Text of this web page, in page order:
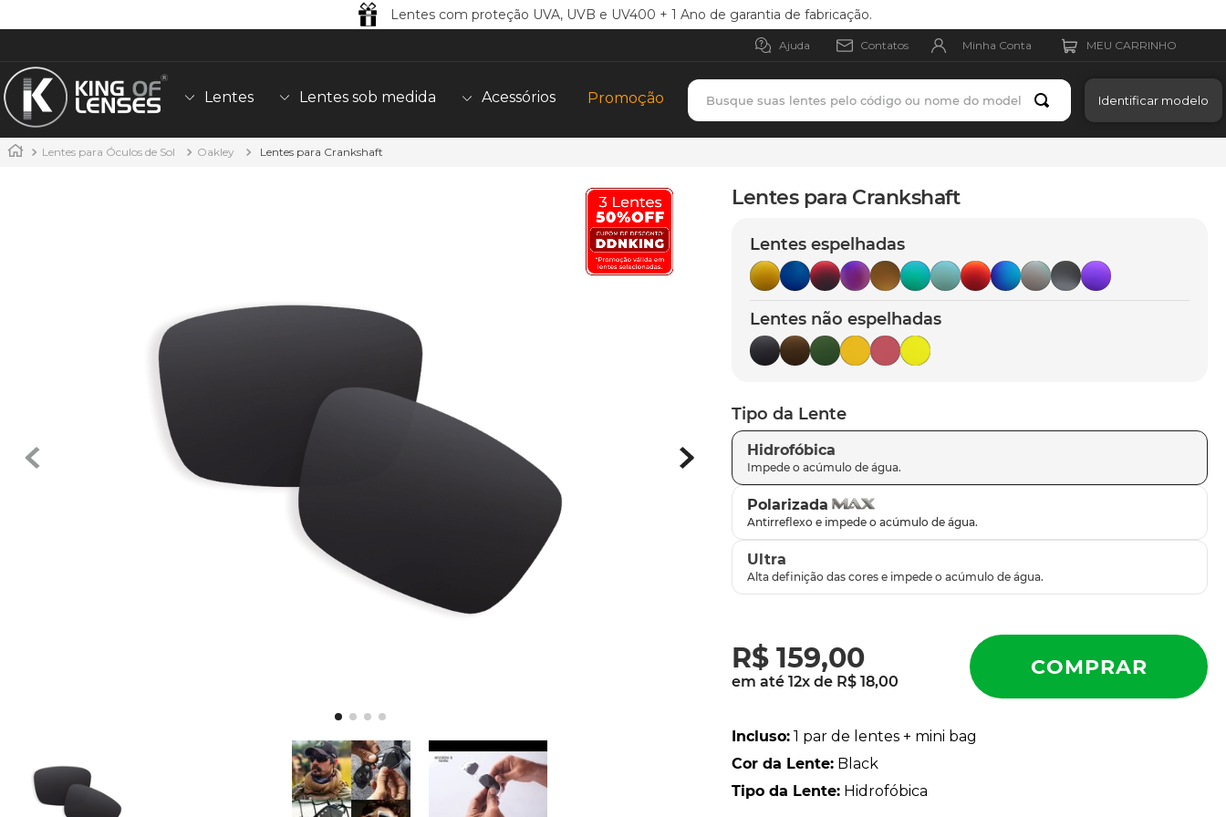
Lentes com proteção UVA, UVB e UV400 + 1 Ano de garantia de fabricação.
Ajuda Contatos Minha Conta
Lentes Lentes sob medida Acessórios Promoção
Busque suas lentes pelo código ou nome do modelo
Identificar modelo
Lentes para Óculos de Sol Oakley Lentes para Crankshaft
Lentes para Crankshaft
Lentes espelhadas
Lentes não espelhadas
Tipo da Lente
Hidrofóbica
Polarizada
Ultra
R$ 159,00
em até12x de R$ 18,00
Incluso: 1 par de lentes + mini bag
Cor da Lente: Black
Tipo da Lente: Hidrofóbica
parafusos
gascan